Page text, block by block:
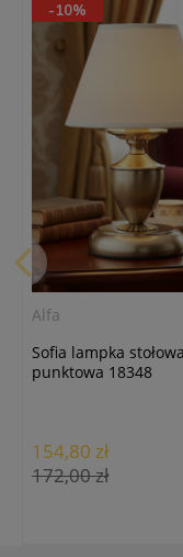
Alfa
Sofia lampka
punktowa 18348
154,80 zł
172,00 zł
-10%